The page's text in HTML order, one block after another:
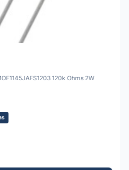
120k Ohms 2W